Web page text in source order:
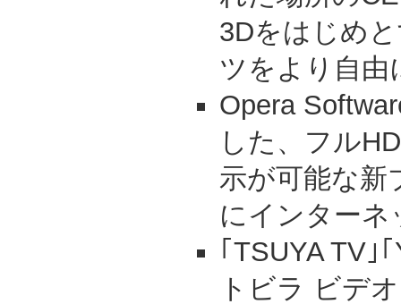
3Dをはじめ
ツをより自由
Opera
した、フル
示が可能な新
にインター
｢TSUYA TV｣
トビラ ビデ